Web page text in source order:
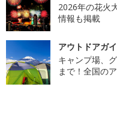
2026年の花火
情報も掲載
アウトドアガ
キャンプ場、
まで！全国の